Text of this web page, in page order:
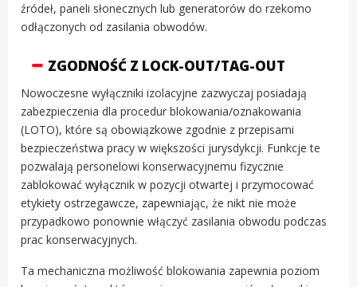
źródeł, paneli słonecznych lub generatorów do rzekomo
odłączonych od zasilania obwodów.
ZGODNOŚĆ Z LOCK-OUT/TAG-OUT
Nowoczesne wyłączniki izolacyjne zazwyczaj posiadają
zabezpieczenia dla procedur blokowania/oznakowania
(LOTO), które są obowiązkowe zgodnie z przepisami
bezpieczeństwa pracy w większości jurysdykcji. Funkcje te
pozwalają personelowi konserwacyjnemu fizycznie
zablokować wyłącznik w pozycji otwartej i przymocować
etykiety ostrzegawcze, zapewniając, że nikt nie może
przypadkowo ponownie włączyć zasilania obwodu podczas
prac konserwacyjnych.
Ta mechaniczna możliwość blokowania zapewnia poziom